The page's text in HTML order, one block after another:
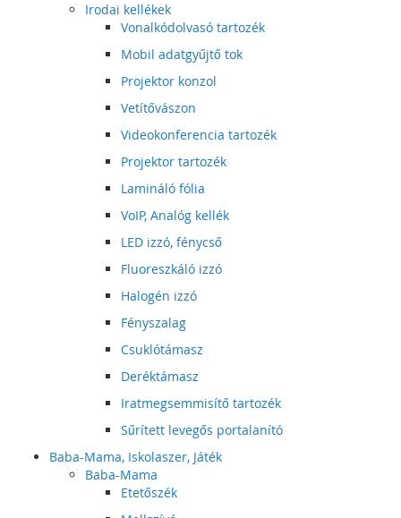
Irodai kellékek
Vonalkódolvasó tartozék
Mobil adatgyűjtő tok
Projektor konzol
Vetítővászon
Videokonferencia tartozék
Projektor tartozék
Lamináló fólia
VoIP, Analóg kellék
LED izzó, fénycső
Fluoreszkáló izzó
Halogén izzó
Fényszalag
Csuklótámasz
Deréktámasz
Iratmegsemmisítő tartozék
Sűrített levegős portalanító
Baba-Mama, Iskolaszer, Játék
Baba-Mama
Etetőszék